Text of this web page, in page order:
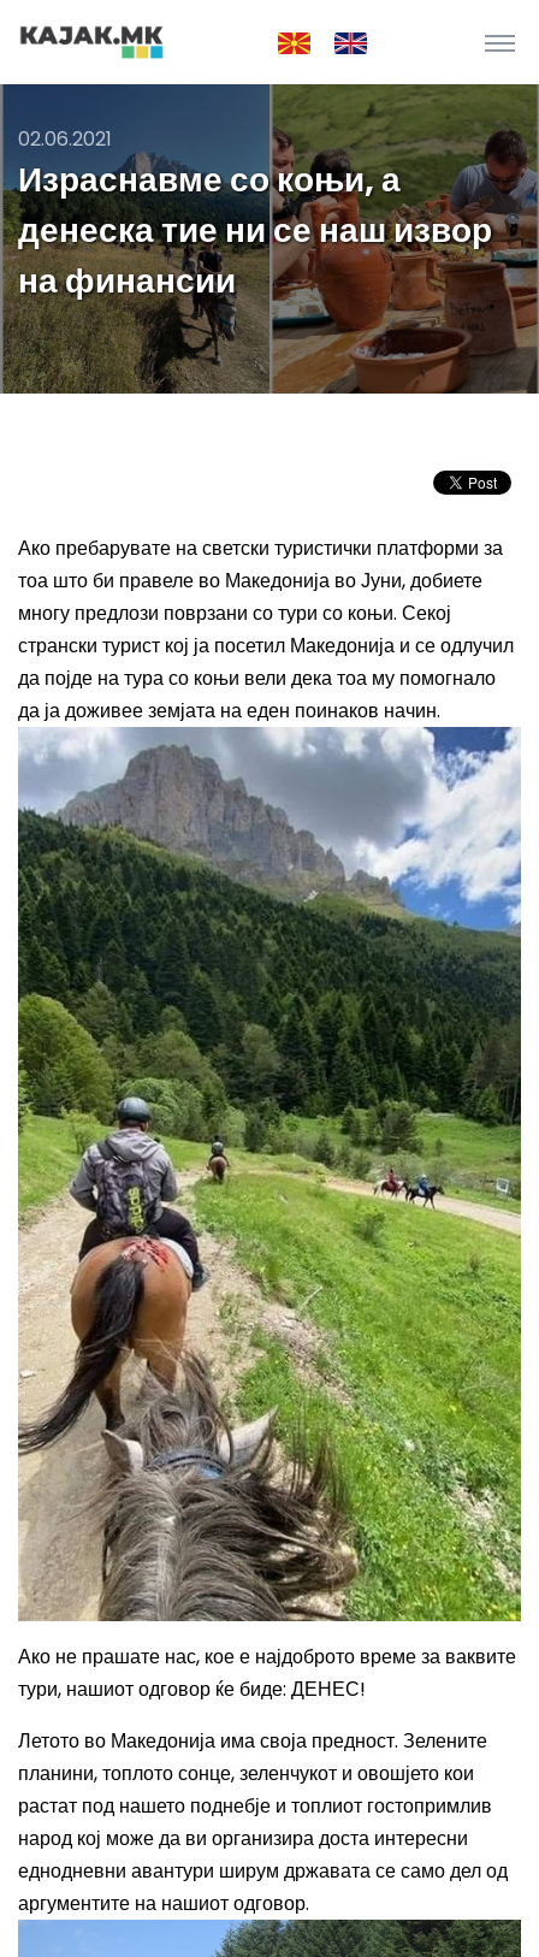
02.06.2021
Израснавме со коњи, а
денеска тие ни се наш извор
на финансии
Ако пребарувате на светски туристички платформи за
тоа што би правеле во Македонија во Јуни, добиете
многу предлози поврзани со тури со коњи. Секој
странски турист кој ја посетил Македонија и се одлучил
да појде на тура со коњи вели дека тоа му помогнало
да ја доживее земјата на еден поинаков начин.
Ако не прашате нас, кое е најдоброто време за ваквите
тури, нашиот одговор ќе биде: ДЕНЕС!
Летото во Македонија има своја предност. Зелените
планини, топлото сонце, зеленчукот и овошјето кои
растат под нашето поднебје и топлиот гостопримлив
народ кој може да ви организира доста интересни
еднодневни авантури ширум државата се само дел од
аргументите на нашиот одговор.